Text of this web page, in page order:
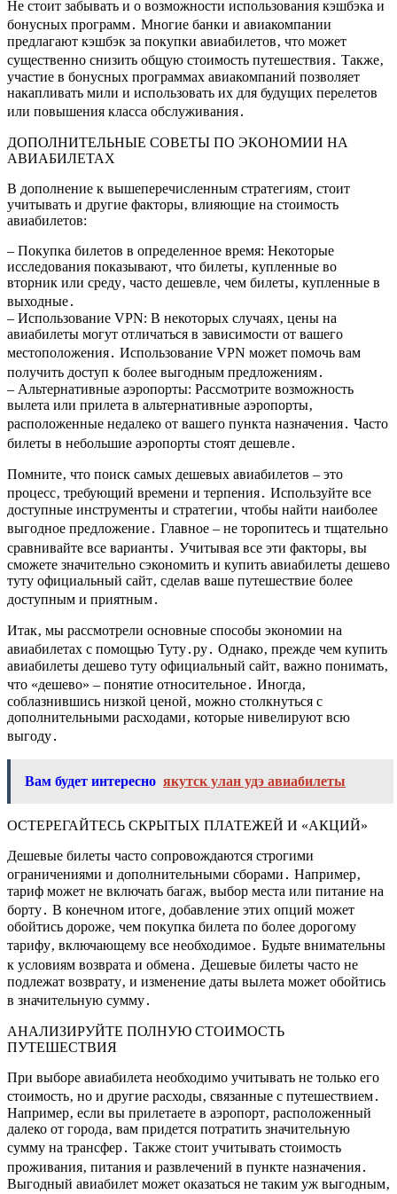
Не стоит забывать и о возможности использования кэшбэка и
бонусных программ․ Многие банки и авиакомпании
предлагают кэшбэк за покупки авиабилетов‚ что может
существенно снизить общую стоимость путешествия․ Также‚
участие в бонусных программах авиакомпаний позволяет
накапливать мили и использовать их для будущих перелетов
или повышения класса обслуживания․
ДОПОЛНИТЕЛЬНЫЕ СОВЕТЫ ПО ЭКОНОМИИ НА
АВИАБИЛЕТАХ
В дополнение к вышеперечисленным стратегиям‚ стоит
учитывать и другие факторы‚ влияющие на стоимость
авиабилетов:
– Покупка билетов в определенное время: Некоторые
исследования показывают‚ что билеты‚ купленные во
вторник или среду‚ часто дешевле‚ чем билеты‚ купленные в
выходные․
– Использование VPN: В некоторых случаях‚ цены на
авиабилеты могут отличаться в зависимости от вашего
местоположения․ Использование VPN может помочь вам
получить доступ к более выгодным предложениям․
– Альтернативные аэропорты: Рассмотрите возможность
вылета или прилета в альтернативные аэропорты‚
расположенные недалеко от вашего пункта назначения․ Часто
билеты в небольшие аэропорты стоят дешевле․
Помните‚ что поиск самых дешевых авиабилетов – это
процесс‚ требующий времени и терпения․ Используйте все
доступные инструменты и стратегии‚ чтобы найти наиболее
выгодное предложение․ Главное – не торопитесь и тщательно
сравнивайте все варианты․ Учитывая все эти факторы‚ вы
сможете значительно сэкономить и купить авиабилеты дешево
туту официальный сайт‚ сделав ваше путешествие более
доступным и приятным․
Итак‚ мы рассмотрели основные способы экономии на
авиабилетах с помощью Туту․ру․ Однако‚ прежде чем купить
авиабилеты дешево туту официальный сайт‚ важно понимать‚
что «дешево» – понятие относительное․ Иногда‚
соблазнившись низкой ценой‚ можно столкнуться с
дополнительными расходами‚ которые нивелируют всю
выгоду․
Вам будет интересно якутск улан удэ авиабилеты
ОСТЕРЕГАЙТЕСЬ СКРЫТЫХ ПЛАТЕЖЕЙ И «АКЦИЙ»
Дешевые билеты часто сопровождаются строгими
ограничениями и дополнительными сборами․ Например‚
тариф может не включать багаж‚ выбор места или питание на
борту․ В конечном итоге‚ добавление этих опций может
обойтись дороже‚ чем покупка билета по более дорогому
тарифу‚ включающему все необходимое․ Будьте внимательны
к условиям возврата и обмена․ Дешевые билеты часто не
подлежат возврату‚ и изменение даты вылета может обойтись
в значительную сумму․
АНАЛИЗИРУЙТЕ ПОЛНУЮ СТОИМОСТЬ
ПУТЕШЕСТВИЯ
При выборе авиабилета необходимо учитывать не только его
стоимость‚ но и другие расходы‚ связанные с путешествием․
Например‚ если вы прилетаете в аэропорт‚ расположенный
далеко от города‚ вам придется потратить значительную
сумму на трансфер․ Также стоит учитывать стоимость
проживания‚ питания и развлечений в пункте назначения․
Выгодный авиабилет может оказаться не таким уж выгодным‚